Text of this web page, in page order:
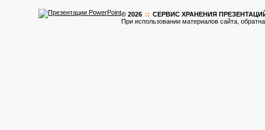
© 2026 :: CЕРВИС ХРАНЕНИЯ ПРЕЗЕНТАЦИЙ
При использовании материалов сайта,